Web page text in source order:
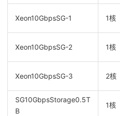
Xeon10GbpsSG-1 1核
Xeon10GbpsSG-2 1核
Xeon10GbpsSG-3 2核
SG10GbpsStorage0.5T
B
1核